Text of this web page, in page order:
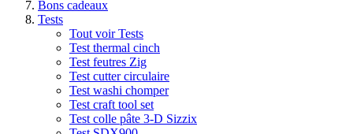
Bons cadeaux
Tests
Tout voir Tests
Test thermal cinch
Test feutres Zig
Test cutter circulaire
Test washi chomper
Test craft tool set
Test colle pâte 3-D Sizzix